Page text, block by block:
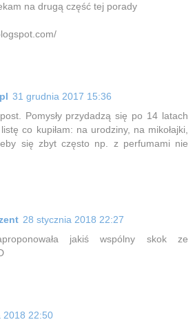
na drugą część tej porady
31 grudnia 2017 15:36
Pomysły przydadzą się po 14 latach
co kupiłam: na urodziny, na mikołajki,
się zbyt często np. z perfumami nie
28 stycznia 2018 22:27
jakiś wspólny skok ze
2018 22:50